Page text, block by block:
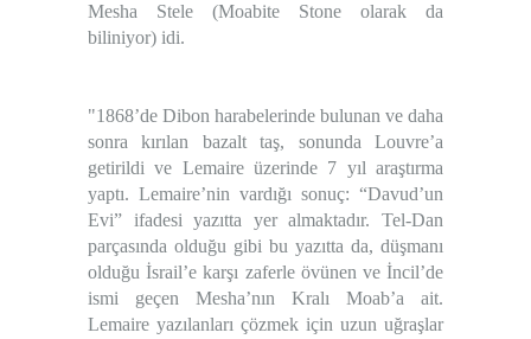
Mesha Stele (Moabite Stone olarak da
biliniyor) idi.
"1868’de Dibon harabelerinde bulunan ve daha
sonra kırılan bazalt taş, sonunda Louvre’a
getirildi ve Lemaire üzerinde 7 yıl araştırma
yaptı. Lemaire’nin vardığı sonuç: “Davud’un
Evi” ifadesi yazıtta yer almaktadır. Tel-Dan
parçasında olduğu gibi bu yazıtta da, düşmanı
olduğu İsrail’e karşı zaferle övünen ve İncil’de
ismi geçen Mesha’nın Kralı Moab’a ait.
Lemaire yazılanları çözmek için uzun uğraşlar